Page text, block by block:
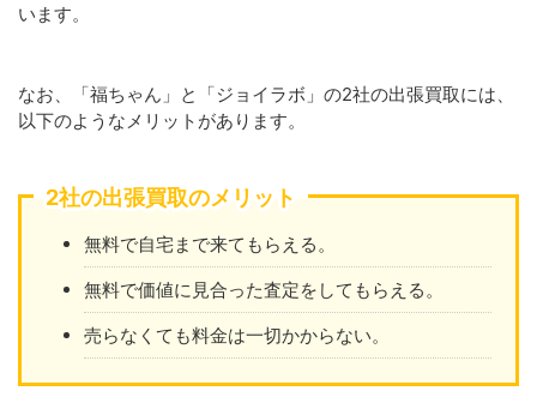
います。
なお、「福ちゃん」と「ジョイラボ」の2社の出張買取には、
以下のようなメリットがあります。
2社の出張買取のメリット
無料で自宅まで来てもらえる。
無料で価値に見合った査定をしてもらえる。
売らなくても料金は一切かからない。